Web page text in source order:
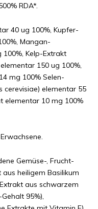
RDA*.
40 ug 100%, Kupfer-
Mangan-
Kelp-Extrakt
150 ug 100%,
mg 100% Selen-
cerevisiae) elementar 55
elementar 10 mg 100%
Gemüse-, Frucht-
heiligem Basilikum
aus schwarzem
95%),